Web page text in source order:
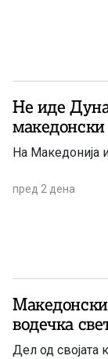
Не иде
македонски
На Македонија
пред 2 дена
водечка